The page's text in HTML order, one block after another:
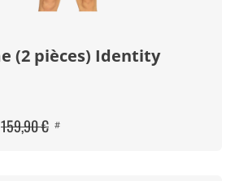
Set femme (2 pièces) Identity
159,90 € #